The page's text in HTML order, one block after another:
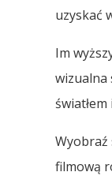
uzyskać
Im
wizualna
światłem
Wyobraź
filmową